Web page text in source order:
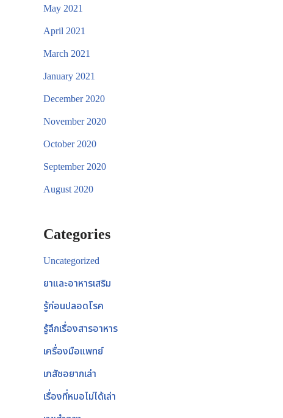
May 2021
April 2021
March 2021
January 2021
December 2020
November 2020
October 2020
September 2020
August 2020
Categories
Uncategorized
ยาและอาหารเสริม
รู้ก่อนปลอดโรค
รู้ลึกเรื่องสารอาหาร
เครื่องมือแพทย์
เภสัชอยากเล่า
เรื่องที่หมอไม่ได้เล่า